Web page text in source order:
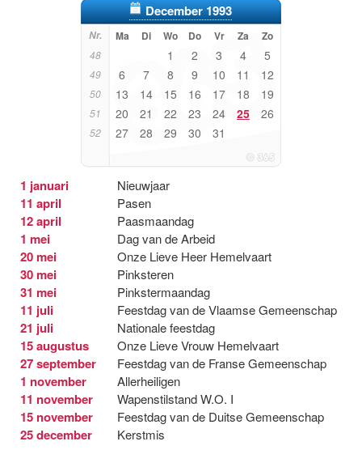
December 1993
Nr. Ma Di Wo Do Vr Za Zo
48 1 2 3 4 5
49 6 7 8 9 10 11 12
50 13 14 15 16 17 18 19
51 20 21 22 23 24 25 26
52 27 28 29 30 31
1 januari Nieuwjaar
11 april Pasen
12 april Paasmaandag
1 mei Dag van de Arbeid
20 mei Onze Lieve Heer Hemelvaart
30 mei Pinksteren
31 mei Pinkstermaandag
11 juli Feestdag van de Vlaamse Gemeenschap
21 juli Nationale feestdag
15 augustus Onze Lieve Vrouw Hemelvaart
27 september Feestdag van de Franse Gemeenschap
1 november Allerheiligen
11 november Wapenstilstand W.O. I
15 november Feestdag van de Duitse Gemeenschap
25 december
Kerstmis